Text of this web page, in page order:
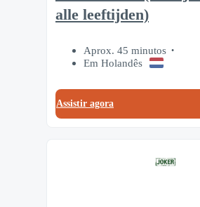
alle leeftijden)
Aprox. 45 minutos
Em Holandês
Assistir agora